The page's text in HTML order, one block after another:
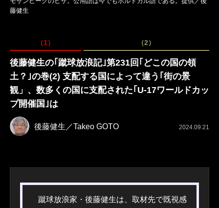
藤健生
（1） （2）
後藤健生の｢蹴球放浪記｣第231回｢どこの国の領
土？｣の巻(2) 支配する国によって違う｢街の景
観」、数多くの国に支配された｢U-17ワールドカッ
プ開催国｣は
後藤健生／Takeo GOTO 2024.09.21
蹴球放浪家・後藤健生は、取材先で既視感